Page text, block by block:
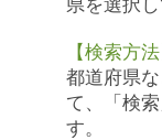
県を選択
【検索方法
都道府県
て、「検
す。